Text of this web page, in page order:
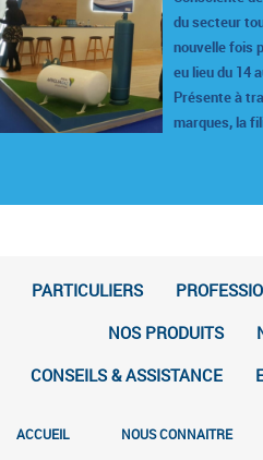
du secteur
nouvelle fois
eu lieu du 14
Présente à
marques, la
PARTICULIERS
NOS PRODUITS
CONSEILS & ASSISTANCE
ACCUEIL NOUS CONNAITRE